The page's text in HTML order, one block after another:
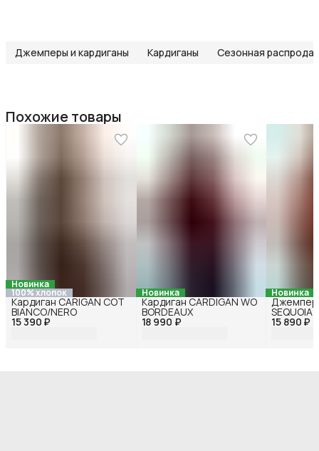
Джемперы и кардиганы Кардиганы Сезонная
Похожие товары
Новинка
100% хлопок
15 390 ₽
Кардиган CARIGAN COT
BIANCO/NERO
Новинка
18 990 ₽
Кардиган CARDIGAN WO
BORDEAUX
Новинка
15 890 ₽
Джемпер
SEQUOIA